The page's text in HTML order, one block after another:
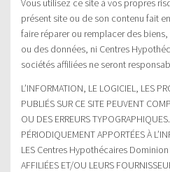
Vous utilisez ce site à vos propres
présent site ou de son contenu fait
faire réparer ou remplacer des
ou des données, ni Centres
sociétés affiliées ne seront
L’INFORMATION, LE LOGICIEL, LES
PUBLIÉS SUR CE SITE PEUVENT
OU DES ERREURS
PÉRIODIQUEMENT APPORTÉES À
LES Centres Hypothécaires Dominion
AFFILIÉES ET/OU LEURS